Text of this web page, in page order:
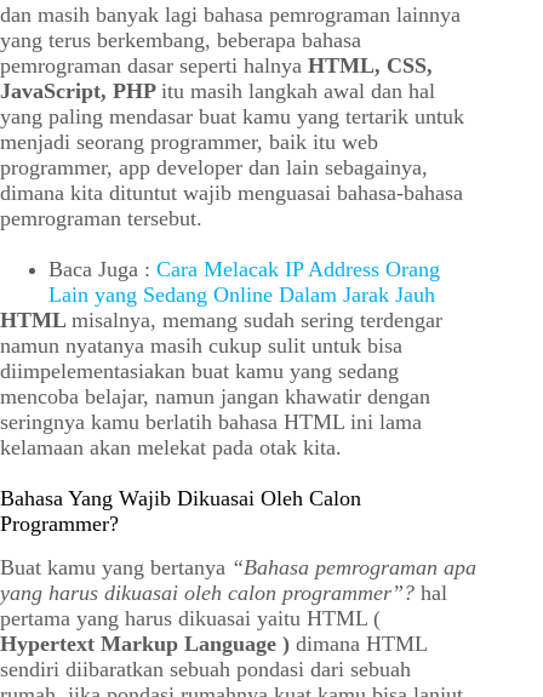
dan masih banyak lagi bahasa pemrograman lainnya
yang terus berkembang, beberapa bahasa
pemrograman dasar seperti halnya HTML, CSS,
JavaScript, PHP itu masih langkah awal dan hal
yang paling mendasar buat kamu yang tertarik untuk
menjadi seorang programmer, baik itu web
programmer, app developer dan lain sebagainya,
dimana kita dituntut wajib menguasai bahasa-bahasa
pemrograman tersebut.
Baca Juga : Cara Melacak IP Address Orang
Lain yang Sedang Online Dalam Jarak Jauh
HTML misalnya, memang sudah sering terdengar
namun nyatanya masih cukup sulit untuk bisa
diimpelementasiakan buat kamu yang sedang
mencoba belajar, namun jangan khawatir dengan
seringnya kamu berlatih bahasa HTML ini lama
kelamaan akan melekat pada otak kita.
Bahasa Yang Wajib Dikuasai Oleh Calon
Programmer?
Buat kamu yang bertanya “Bahasa pemrograman apa
yang harus dikuasai oleh calon programmer”? hal
pertama yang harus dikuasai yaitu HTML (
Hypertext Markup Language ) dimana HTML
sendiri diibaratkan sebuah pondasi dari sebuah